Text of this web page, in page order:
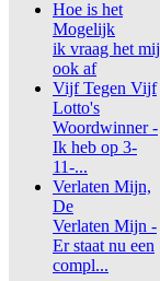
Hoe is het
Mogelijk
ik vraag het mij
ook af
Vijf Tegen Vijf
Lotto's
Woordwinner -
Ik heb op 3-
11-...
Verlaten Mijn,
De
Verlaten Mijn -
Er staat nu een
compl...